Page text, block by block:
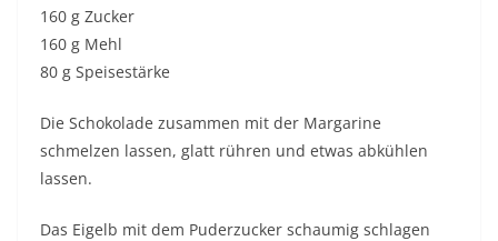
160 g Zucker
160 g Mehl
80 g Speisestärke
Die Schokolade zusammen mit der Margarine
schmelzen lassen, glatt rühren und etwas abkühlen
lassen.
Das Eigelb mit dem Puderzucker schaumig schlagen